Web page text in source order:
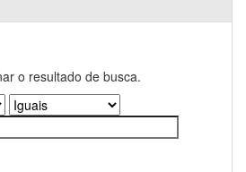
o resultado de busca.